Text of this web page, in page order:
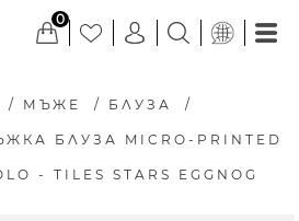
0
/ МЪЖЕ / БЛУЗА /
БЛУЗА MICRO-PRINTED
- TILES STARS EGGNOG